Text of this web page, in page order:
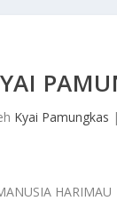
Kyai Pamungkas |